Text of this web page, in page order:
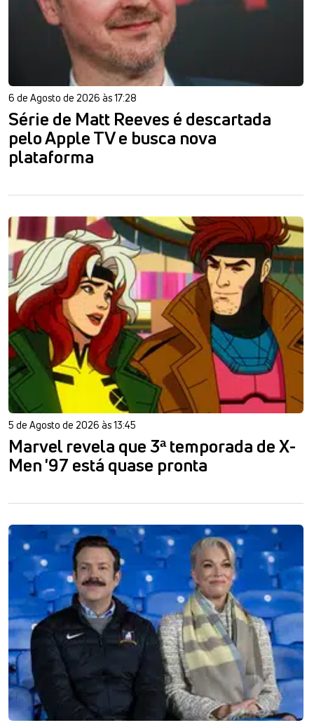
6 de Agosto de 2026 às 17:28
Série de Matt Reeves é descartada
pelo Apple TV e busca nova
plataforma
5 de Agosto de 2026 às 13:45
Marvel revela que 3ª temporada de X-
Men '97 está quase pronta